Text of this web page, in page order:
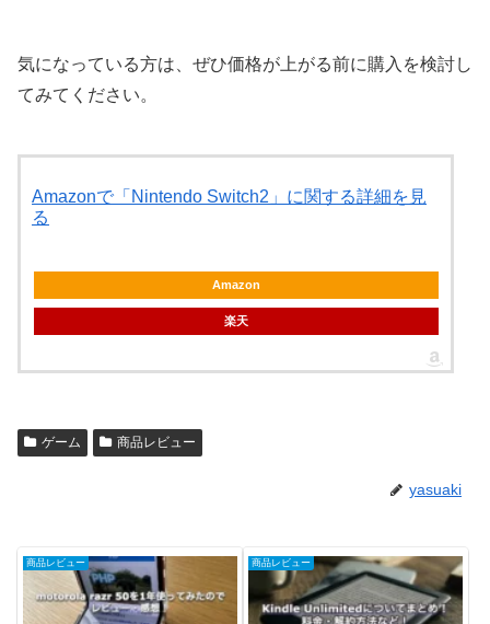
気になっている方は、ぜひ価格が上がる前に購入を検討し
てみてください。
Amazonで「Nintendo Switch2」に関する詳細を見
る
Amazon
楽天
ゲーム 商品レビュー
yasuaki
商品レビュー 商品レビュー